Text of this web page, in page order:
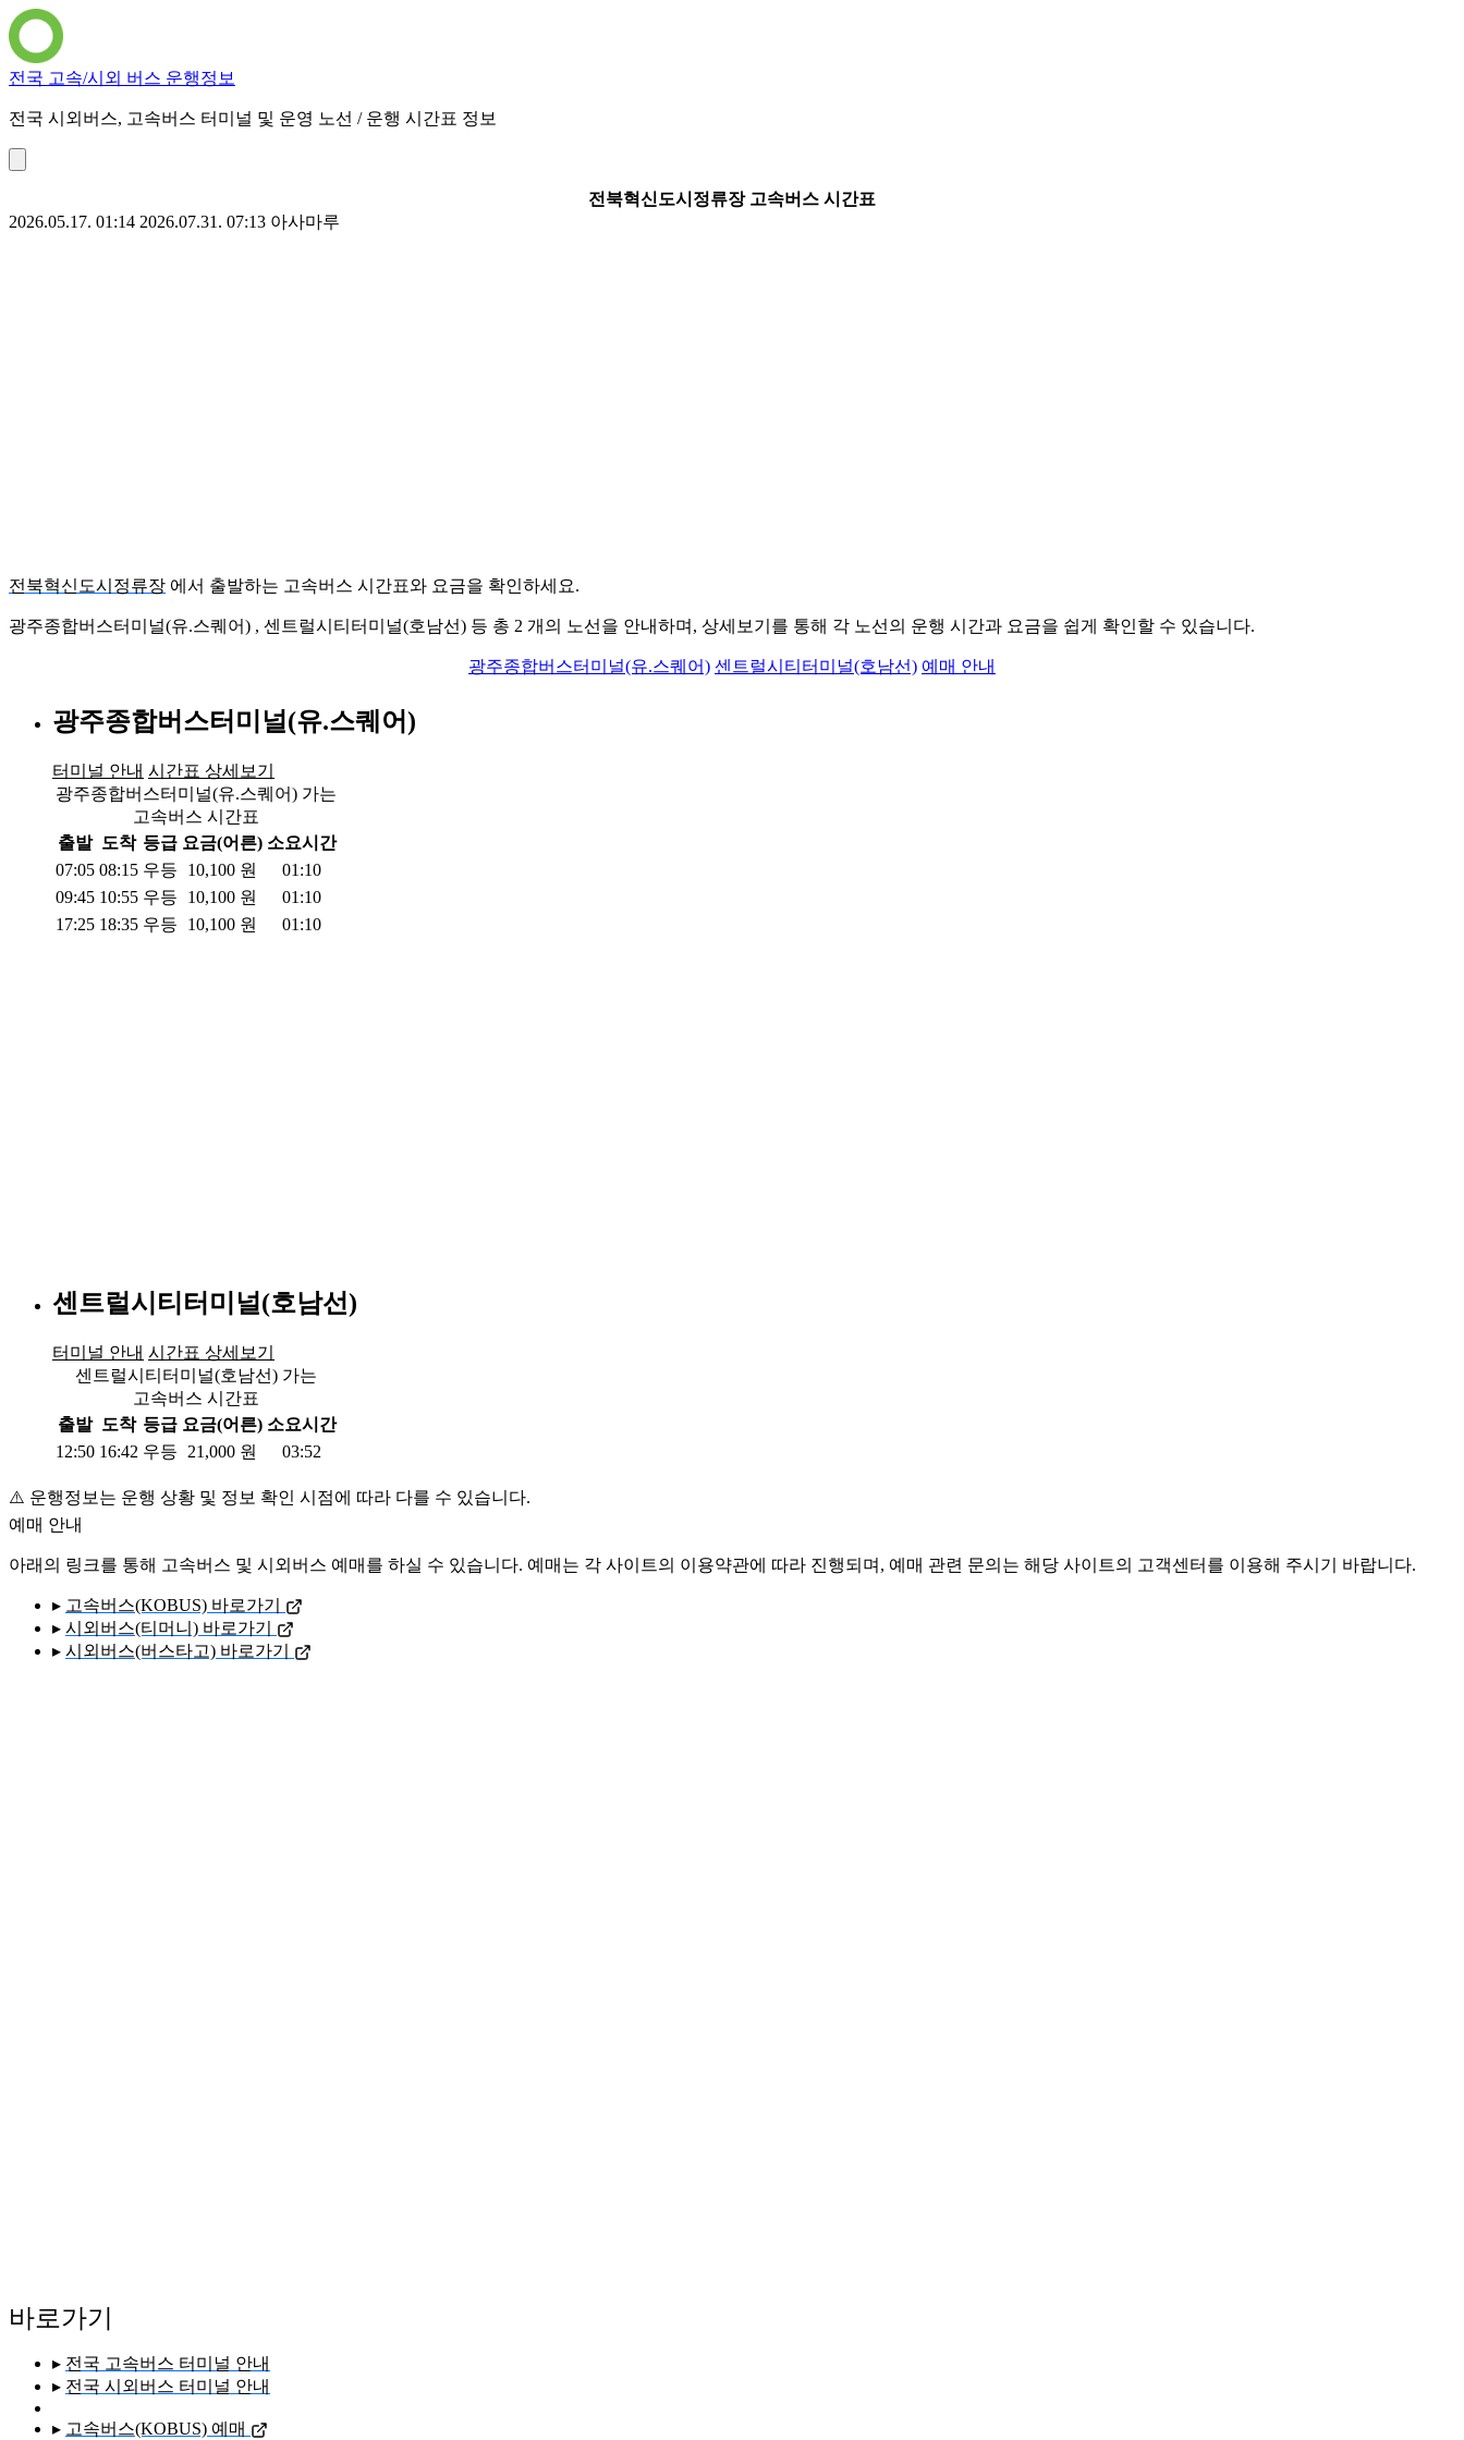
전국 고속/시외 버스 운행정보
전국 시외버스, 고속버스 터미널 및 운영 노선 / 운행 시간표 정보
전북혁신도시정류장 고속버스 시간표
2026.05.17. 01:14 2026.07.31. 07:13 아사마루
전북혁신도시정류장 에서 출발하는 고속버스 시간표와 요금을 확인하세요.
광주종합버스터미널(유.스퀘어) , 센트럴시티터미널(호남선) 등 총 2 개의 노선을 안내하며, 상세보기를 통해 각 노선의 운행 시간과 요금을 쉽게 확인할 수 있습니다.
광주종합버스터미널(유.스퀘어) 센트럴시티터미널(호남선) 예매 안내
광주종합버스터미널(유.스퀘어)
터미널 안내 시간표 상세보기
광주종합버스터미널(유.스퀘어) 가는
고속버스 시간표
출발 도착 등급 요금(어른) 소요시간
07:05 08:15 우등 10,100 원
01:10
09:45 10:55 우등 10,100 원
01:10
17:25 18:35 우등 10,100 원 01:10
센트럴시티터미널(호남선)
터미널 안내 시간표 상세보기
센트럴시티터미널(호남선) 가는
고속버스 시간표
출발 도착 등급 요금(어른) 소요시간
12:50 16:42 우등 21,000 원 03:52
⚠️ 운행정보는 운행 상황 및 정보 확인 시점에 따라 다를 수 있습니다.
예매 안내
아래의 링크를 통해 고속버스 및 시외버스 예매를 하실 수 있습니다. 예매는 각 사이트의 이용약관에 따라 진행되며, 예매 관련 문의는 해당 사이트의 고객센터를 이용해 주시기 바랍니다.
▸ 고속버스(KOBUS) 바로가기
▸ 시외버스(티머니) 바로가기
▸ 시외버스(버스타고) 바로가기
바로가기
▸ 전국 고속버스 터미널 안내
▸ 전국 시외버스 터미널 안내
▸ 고속버스(KOBUS) 예매